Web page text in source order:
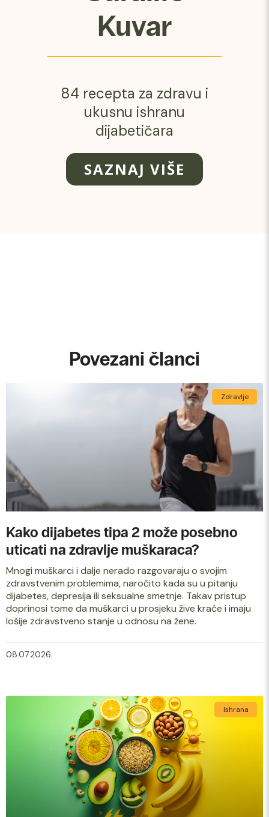
Kuvar
84 recepta za zdravu i
ukusnu ishranu
dijabetičara
SAZNAJ VIŠE
Povezani članci
Zdravlje
Kako dijabetes tipa 2 može posebno
uticati na zdravlje muškaraca?
Mnogi muškarci i dalje nerado razgovaraju o svojim
zdravstvenim problemima, naročito kada su u pitanju
dijabetes, depresija ili seksualne smetnje. Takav pristup
doprinosi tome da muškarci u prosjeku žive kraće i imaju
lošije zdravstveno stanje u odnosu na žene.
08.07.2026.
Ishrana